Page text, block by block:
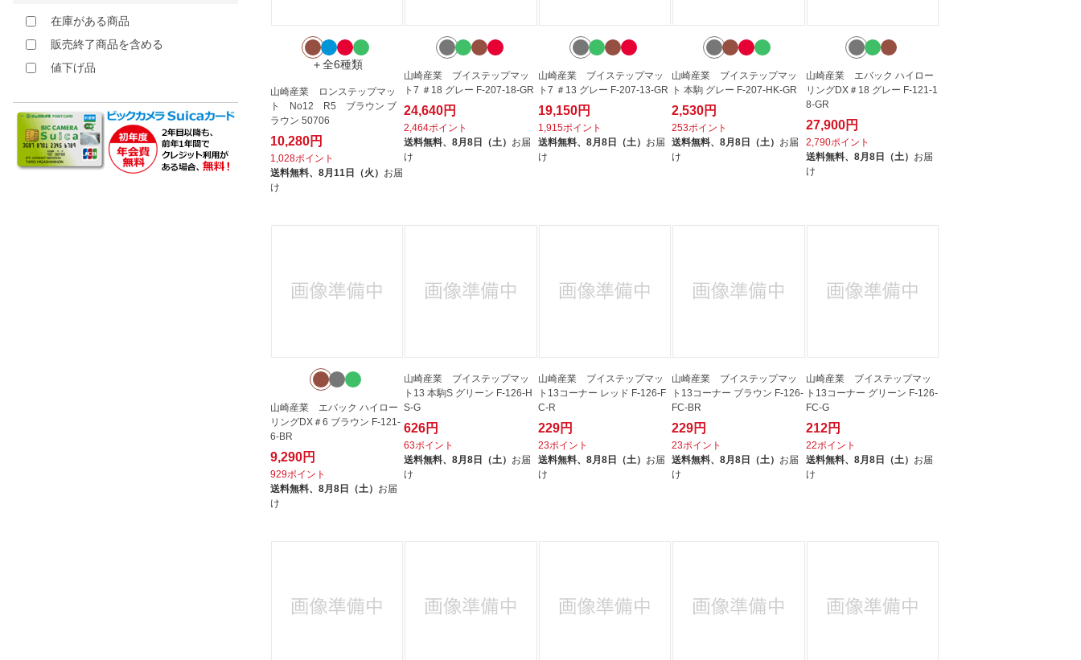
＋全6種類
山崎産業 ロンステップマッ
ト No12 R5 ブラウン ブ
ラウン 50706
10,280円
1,028ポイント
送料無料、 8月11日（火） お届
け
山崎産業 ブイステップマッ
ト7 ＃18 グレー F-207-18-GR
24,640円
2,464ポイント
送料無料、8月8日（土） お届
け
山崎産業 ブイステップマッ
ト7 ＃13 グレー F-207-13-GR
19,150円
1,915ポイント
送料無料、 8月8日（土） お届
け
山崎産業 ブイステップマッ
ト 本駒 グレー F-207-HK-GR
2,530円
253ポイント
送料無料、8月8日（土） お届
け
山崎産業 エバック ハイロー
リングDX＃18 グレー F-121-1
8-GR
27,900円
2,790ポイント
送料無料、 8月8日（土） お届
け
山崎産業 エバック ハイロー
リングDX＃6 ブラウン F-121-
6-BR
9,290円
929ポイント
送料無料、 8月8日（土） お届
け
山崎産業 ブイステップマッ
ト13 本駒S グリーン F-126-H
S-G
626円
63ポイント
送料無料、8月8日（土） お届
け
山崎産業 ブイステップマッ
ト13コーナー レッド F-126-F
C-R
229円
23ポイント
送料無料、 8月8日（土） お届
け
山崎産業 ブイステップマッ
ト13コーナー ブラウン F-126-
FC-BR
229円
23ポイント
送料無料、8月8日（土） お届
け
山崎産業 ブイステップマッ
ト13コーナー グリーン F-126-
FC-G
212円
22ポイント
送料無料、 8月8日（土） お届
け
サンコー｜SANKO
シモン｜Simon
シンセイ｜Shinsei
スパイス｜SPICE
スミノエ｜SUMINOE
スミノエインテリアプロダクツ
その他
在庫がある商品
販売終了商品を含める
値下げ品